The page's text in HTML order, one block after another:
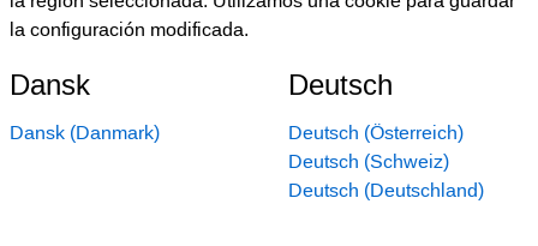
la configuración modificada.
Dansk
Dansk (Danmark)
Deutsch
Deutsch (Österreich)
Deutsch (Schweiz)
Deutsch (Deutschland)